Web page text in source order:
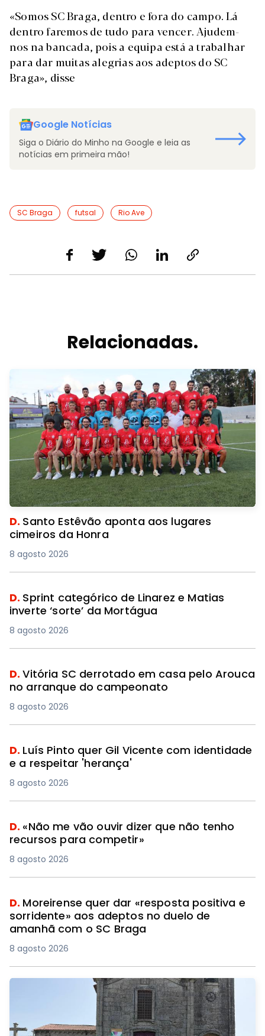
«Somos SC Braga, dentro e fora do campo. Lá
dentro faremos de tudo para vencer. Ajudem-
nos na bancada, pois a equipa está a trabalhar
para dar muitas alegrias aos adeptos do SC
Braga», disse
Google Notícias
Siga o Diário do Minho na Google e leia as
notícias em primeira mão!
SC Braga futsal Rio Ave
Relacionadas.
D. Santo Estêvão aponta aos lugares
cimeiros da Honra
8 agosto 2026
D. Sprint categórico de Linarez e Matias
inverte ‘sorte’ da Mortágua
8 agosto 2026
D.Vitória SC derrotado em casa pelo Arouca
no arranque do campeonato
8 agosto 2026
D. Luís Pinto quer Gil Vicente com identidade
e a respeitar 'herança'
8 agosto 2026
D. «Não me vão ouvir dizer que não tenho
recursos para competir»
8 agosto 2026
D. Moreirense quer dar «resposta positiva e
sorridente» aos adeptos no duelo de
amanhã com o SC Braga
8 agosto 2026